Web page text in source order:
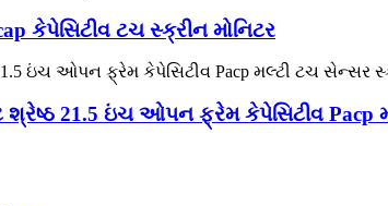
કેપેસિટીવ ટચ સ્ક્રીન મોનિટર
શ્રેષ્ઠ 21.5 ઇંચ ઓપન ફ્રેમ કેપેસિટીવ Pacp